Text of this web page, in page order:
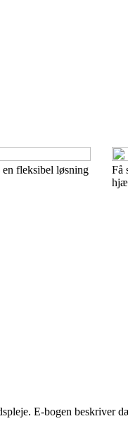
fleksibel løsning
Få
E-bogen beskriver